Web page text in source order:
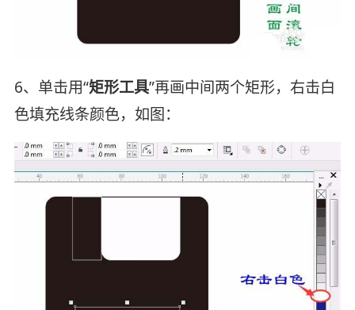
6、单击用“矩形工具”再画中间两个矩形，右击白
色填充线条颜色，如图：